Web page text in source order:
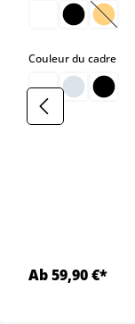
Couleur du cadre
Ab 59,90 €*